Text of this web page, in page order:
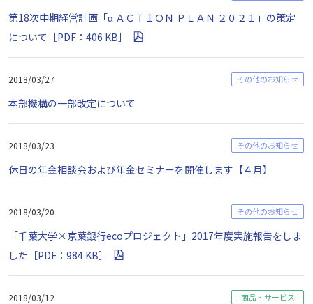
第18次中期経営計画「α ＡＣＴＩＯＮ ＰＬＡＮ ２０２１」の策定
について［PDF：406 KB］
2018/03/27 その他のお知らせ
本部機構の一部改定について
2018/03/23 その他のお知らせ
休日の年金相談会および年金セミナーを開催します【４月】
2018/03/20 その他のお知らせ
「千葉大学×京葉銀行ecoプロジェクト」2017年度実施報告をしま
した［PDF：984 KB］
2018/03/12 商品・サービス